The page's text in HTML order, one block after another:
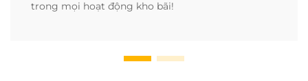
trong mọi hoạt động kho bãi!